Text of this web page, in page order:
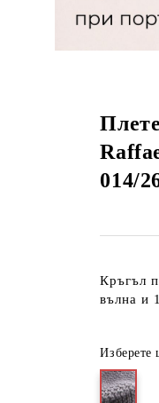
014/
Кръгъл
вълна и
Изберете